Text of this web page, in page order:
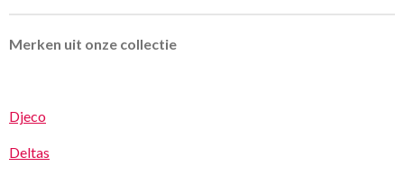
Merken uit onze collectie
Djeco
Deltas